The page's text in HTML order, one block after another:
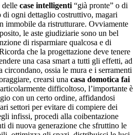
delle case intelligenti “già pronte” o di
di ogni dettaglio costruttivo, magari
immobile da ristrutturare. Ovviamente
le aste giudiziarie sono un bel
di risparmiare qualcosa e di
che la progettazione deve tenere
una casa smart a tutti gli effetti, ad
circondano, ossia le mura e i serramenti
crearsi una casa domotica fai
difficoltoso, l’importante è
con un certo ordine, affidandosi
settori per evitare di compiere dei
infissi, procedi alla coibentazione
di nuova generazione che sfruttino le